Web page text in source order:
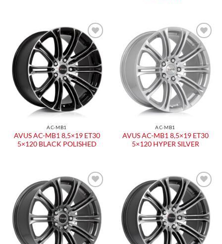
Aggiungi
alla lista
dei
desideri
AC-MB1
AVUS AC-MB1 8,5×19 ET30
5×120 BLACK POLISHED
Aggiungi
alla lista
dei
desideri
AC-MB1
AVUS AC-MB1 8,5×19 ET30
5×120 HYPER SILVER
Aggiungi
alla lista
dei
desideri
Aggiungi
alla lista
dei
desideri